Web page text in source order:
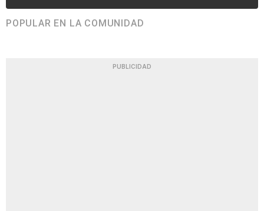
POPULAR EN LA COMUNIDAD
PUBLICIDAD